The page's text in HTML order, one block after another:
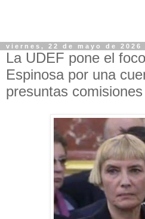
viernes, 22 de mayo de 2026
La UDEF pone el
Espinosa por una
presuntas